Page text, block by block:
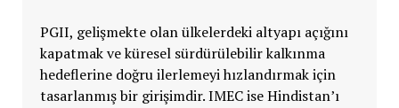
PGII, gelişmekte olan ülkelerdeki altyapı açığını
kapatmak ve küresel sürdürülebilir kalkınma
hedeflerine doğru ilerlemeyi hızlandırmak için
tasarlanmış bir girişimdir. IMEC ise Hindistan’ı